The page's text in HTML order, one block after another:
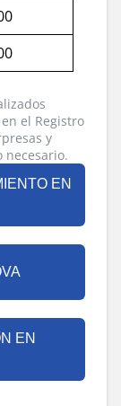
el Registro
y
necesario.
EN
EN